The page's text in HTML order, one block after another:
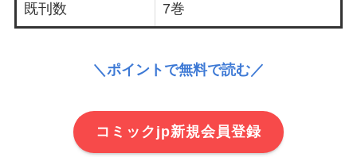
既刊数 7巻
＼ポイントで無料で読む／
コミックjp新規会員登録